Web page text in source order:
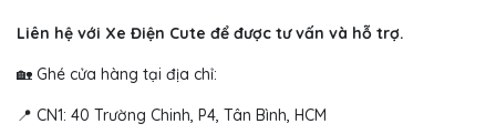
Liên hệ với Xe Điện Cute để được tư vấn và hỗ trợ.
🏡 Ghé cửa hàng tại địa chỉ:
📍 CN1: 40 Trường Chinh, P4, Tân Bình, HCM